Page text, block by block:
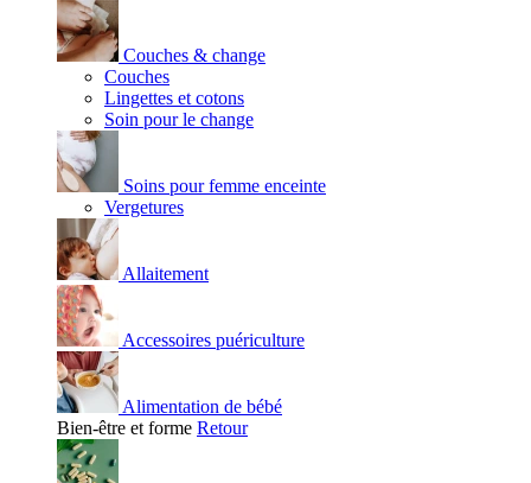
Couches & change
Couches
Lingettes et cotons
Soin pour le change
Soins pour femme enceinte
Vergetures
Allaitement
Accessoires puériculture
Alimentation de bébé
Bien-être et forme Retour